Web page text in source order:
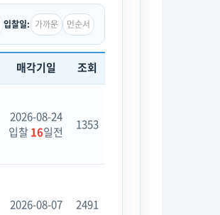
입찰일: 가까운 먼순서
매각기일 조회
2026-08-24
입찰16일전 1353
2026-08-07 2491